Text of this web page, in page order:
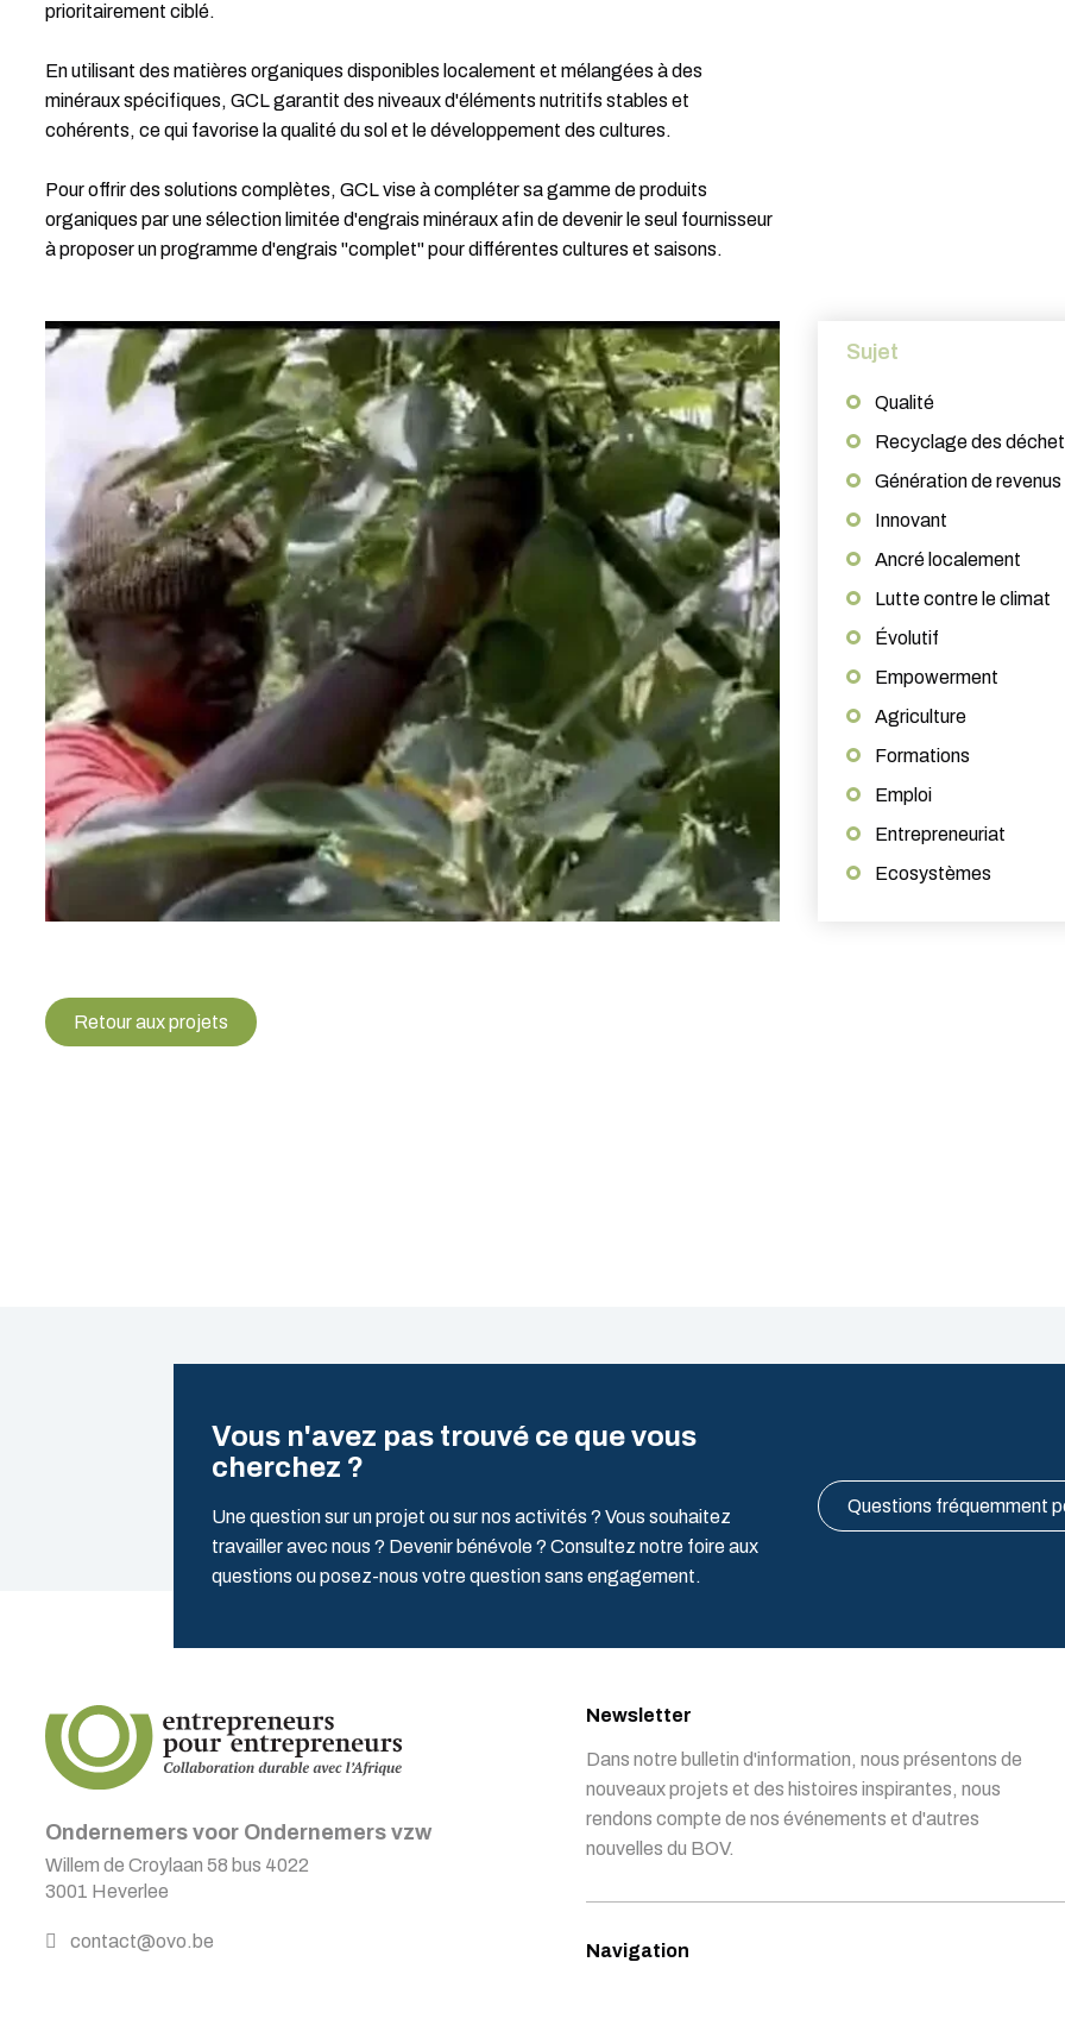
prioritairement ciblé.
En utilisant des matières organiques disponibles localement et mélangées à des
minéraux spécifiques, GCL garantit des niveaux d'éléments nutritifs stables et
cohérents, ce qui favorise la qualité du sol et le développement des cultures.
Pour offrir des solutions complètes, GCL vise à compléter sa gamme de produits
organiques par une sélection limitée d'engrais minéraux afin de devenir le seul fournisseur
à proposer un programme d'engrais "complet" pour différentes cultures et saisons.
Sujet
Qualité
Recyclage des
Génération de revenus
Innovant
Ancré localement
Lutte contre le climat
Évolutif
Empowerment
Agriculture
Formations
Emploi
Entrepreneuriat
Ecosystèmes
Retour aux projets
Vous n'avez pas trouvé ce que vous
cherchez ?
Une question sur un projet ou sur nos activités ? Vous souhaitez
travailler avec nous ? Devenir bénévole ? Consultez notre foire aux
questions ou posez-nous votre question sans engagement.
Questions fréquemment
Ondernemers voor Ondernemers vzw
Willem de Croylaan 58 bus 4022
3001 Heverlee
contact@ovo.be
Newsletter
Dans notre bulletin d'information, nous présentons de
nouveaux projets et des histoires inspirantes, nous
rendons compte de nos événements et d'autres
nouvelles du BOV.
Navigation